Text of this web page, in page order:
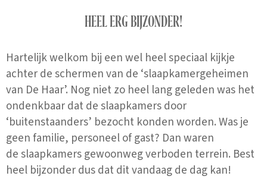
HEEL ERG BIJZONDER!
Hartelijk welkom bij een wel heel speciaal kijkje
achter de schermen van de ‘slaapkamergeheimen
van De Haar’. Nog niet zo heel lang geleden was het
ondenkbaar dat de slaapkamers door
‘buitenstaanders’ bezocht konden worden. Was je
geen familie, personeel of gast? Dan waren
de slaapkamers gewoonweg verboden terrein. Best
heel bijzonder dus dat dit vandaag de dag kan!